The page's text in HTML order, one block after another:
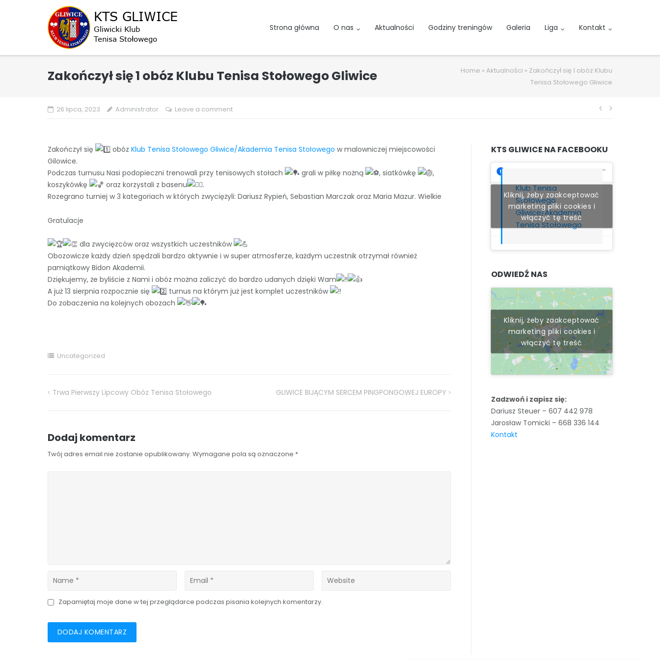
Strona główna O nas Aktualności Godziny treningów Galeria Liga Kontakt
Zakończył się 1 obóz Klubu Tenisa Stołowego Gliwice Home » Aktualności » Zakończył się 1 obóz Klubu
Tenisa Stołowego Gliwice
26 lipca, 2023 Administrator Leave a comment
Nawigacja
Zakończył się obóz Klub Tenisa Stołowego Gliwice/Akademia Tenisa Stołowego w malowniczej miejscowości
Gilowice.
Podczas turnusu Nasi podopieczni trenowali przy tenisowych stołach
grali w piłkę nożną , siatkówkę
,
koszykówkę
oraz korzystali z basenu
.
Rozegrano turniej w 3 kategoriach w których zwyciężyli: Dariusz Rypień, Sebastian Marczak oraz Maria Mazur. Wielkie
Gratulacje
dla zwycięzców oraz wszystkich uczestników
Obozowicze każdy dzień spędzali bardzo aktywnie i w super atmosferze, każdym uczestnik otrzymał również
pamiątkowy Bidon Akademii.
Dziękujemy, że byliście z Nami i obóz można zaliczyć do bardzo udanych dzięki Wam
A już 13 sierpnia rozpocznie się
turnus na którym już jest komplet uczestników
Do zobaczenia na kolejnych obozach
Uncategorized
Nawigacja
Trwa Pierwszy Lipcowy Obóz Tenisa Stołowego GLIWICE BIJĄCYM SERCEM PINGPONGOWEJ EUROPY
Dodaj komentarz
Twój adres email nie zostanie opublikowany. Wymagane pola są oznaczone *
Zapamiętaj moje dane w tej przeglądarce podczas pisania kolejnych komentarzy.
KTS GLIWICE NA FACEBOOKU
Klub Tenisa
Stołowego
Gliwice/Akademia
Tenisa Stołowego
Kliknij, żeby zaakceptować
marketing pliki cookies i
włączyć tę treść
ODWIEDŹ NAS
Kliknij, żeby zaakceptować
marketing pliki cookies i
włączyć tę treść
Zadzwoń i zapisz się:
Dariusz Steuer – 607 442 978
Jarosław Tomicki – 668 336 144
Kontakt